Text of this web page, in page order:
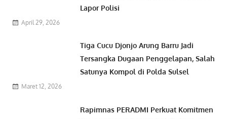
Lapor Polisi
April 29, 2026
Tiga Cucu Djonjo Arung Barru Jadi
Tersangka Dugaan Penggelapan, Salah
Satunya Kompol di Polda Sulsel
Maret 12, 2026
Rapimnas PERADMI Perkuat Komitmen